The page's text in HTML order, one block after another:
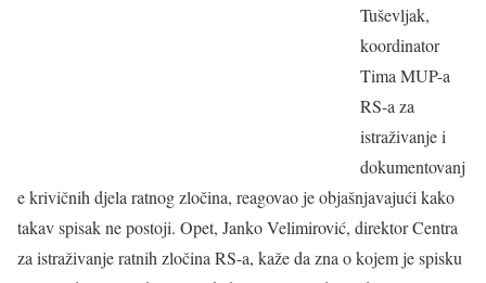
Tuševljak,
koordinator
Tima MUP-a
RS-a za
istraživanje i
dokumentovanj
e krivičnih djela ratnog zločina, reagovao je objašnjavajući kako
takav spisak ne postoji. Opet, Janko Velimirović, direktor Centra
za istraživanje ratnih zločina RS-a, kaže da zna o kojem je spisku